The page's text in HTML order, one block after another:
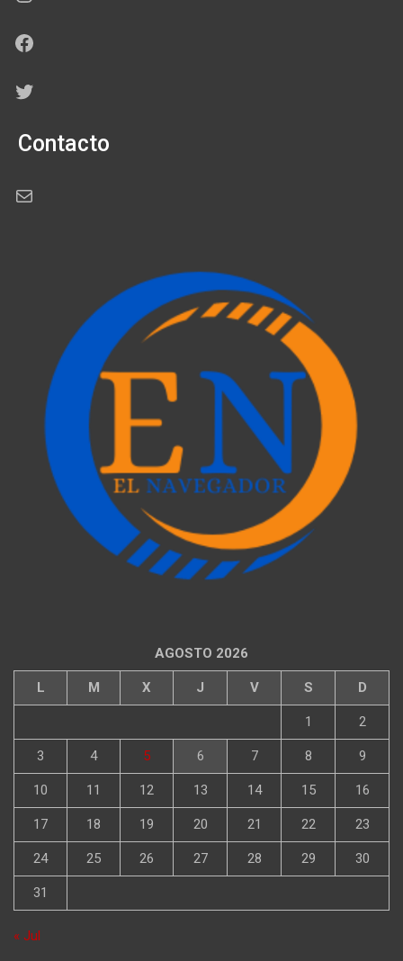
Facebook
Twitter
Contacto
Correo electrónico
AGOSTO 2026
L M X J V S D
1 2
3 4 5 6 7 8 9
10 11 12 13 14 15 16
17 18 19 20 21 22 23
24 25 26 27 28 29 30
31
« Jul